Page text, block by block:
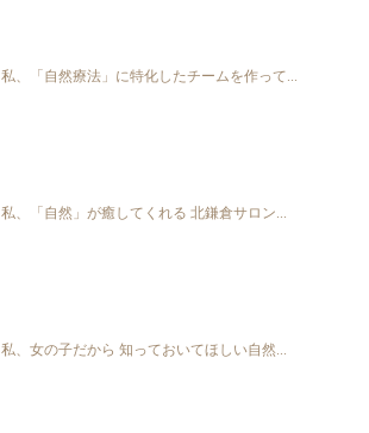
私、「自然療法」に特化したチームを作って...
私、「自然」が癒してくれる 北鎌倉サロン...
私、女の子だから 知っておいてほしい自然...